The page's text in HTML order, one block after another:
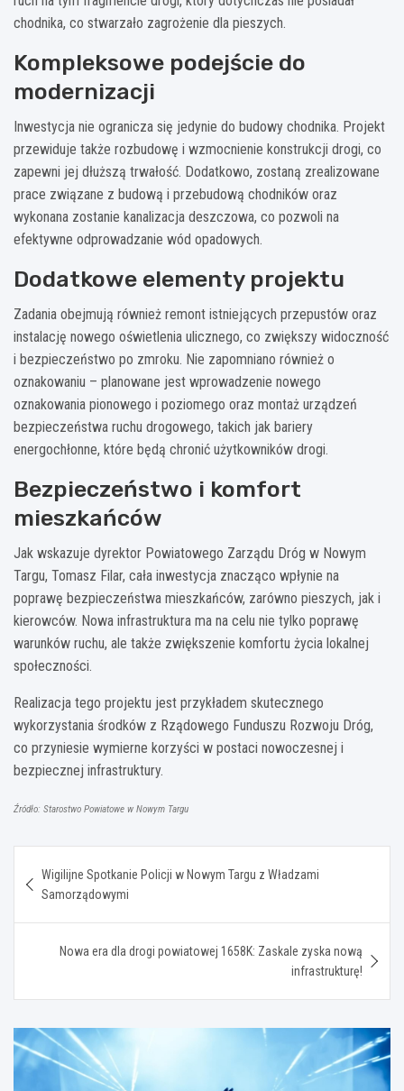
chodnika, co stwarzało zagrożenie dla pieszych.
Kompleksowe podejście do
modernizacji
Inwestycja nie ogranicza się jedynie do budowy chodnika. Projekt
przewiduje także rozbudowę i wzmocnienie konstrukcji drogi, co
zapewni jej dłuższą trwałość. Dodatkowo, zostaną zrealizowane
prace związane z budową i przebudową chodników oraz
wykonana zostanie kanalizacja deszczowa, co pozwoli na
efektywne odprowadzanie wód opadowych.
Dodatkowe elementy projektu
Zadania obejmują również remont istniejących przepustów oraz
instalację nowego oświetlenia ulicznego, co zwiększy widoczność
i bezpieczeństwo po zmroku. Nie zapomniano również o
oznakowaniu – planowane jest wprowadzenie nowego
oznakowania pionowego i poziomego oraz montaż urządzeń
bezpieczeństwa ruchu drogowego, takich jak bariery
energochłonne, które będą chronić użytkowników drogi.
Bezpieczeństwo i komfort
mieszkańców
Jak wskazuje dyrektor Powiatowego Zarządu Dróg w Nowym
Targu, Tomasz Filar, cała inwestycja znacząco wpłynie na
poprawę bezpieczeństwa mieszkańców, zarówno pieszych, jak i
kierowców. Nowa infrastruktura ma na celu nie tylko poprawę
warunków ruchu, ale także zwiększenie komfortu życia lokalnej
społeczności.
Realizacja tego projektu jest przykładem skutecznego
wykorzystania środków z Rządowego Funduszu Rozwoju Dróg,
co przyniesie wymierne korzyści w postaci nowoczesnej i
bezpiecznej infrastruktury.
Źródło: Starostwo Powiatowe w Nowym Targu
wpisu
Wigilijne Spotkanie Policji w Nowym Targu z Władzami
Samorządowymi
Nowa era dla drogi powiatowej 1658K: Zaskale zyska nową
infrastrukturę!